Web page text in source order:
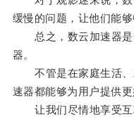
缓慢的问题，让他们能
总之，数云加速器是
器。
不管是在家庭生活、
速器都能够为用户提供更
让我们尽情地享受互